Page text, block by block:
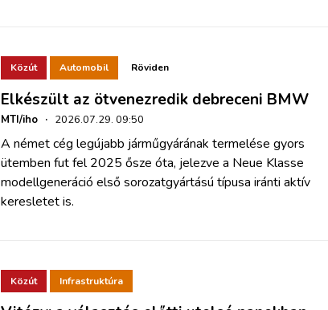
Közút Automobil Röviden
Elkészült az ötvenezredik debreceni BMW
MTI/iho · 2026.07.29. 09:50
A német cég legújabb járműgyárának termelése gyors
ütemben fut fel 2025 ősze óta, jelezve a Neue Klasse
modellgeneráció első sorozatgyártású típusa iránti aktív
keresletet is.
Közút Infrastruktúra